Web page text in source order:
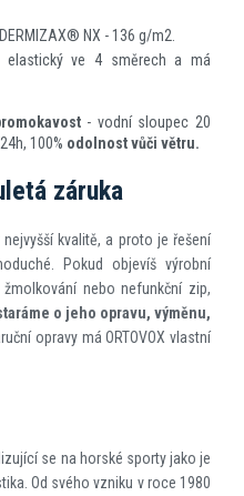
NX - 136 g/m2
elastický ve 4 směrech a má
- vodní sloupec 20
100% odolnost vůči větru.
záruka
nejvyšší kvalitě, a proto je řešení
Pokud objevíš výrobní
nebo nefunkční zip,
o jeho opravu, výměnu,
opravy má ORTOVOX vlastní
se na horské sporty jako je
Od svého vzniku v roce 1980